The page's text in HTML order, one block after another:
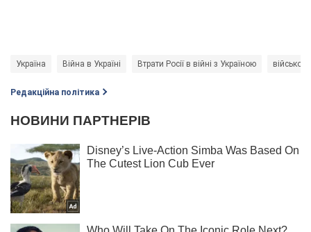
Україна Війна в Україні Втрати Росії в війні з Україною
Редакційна політика